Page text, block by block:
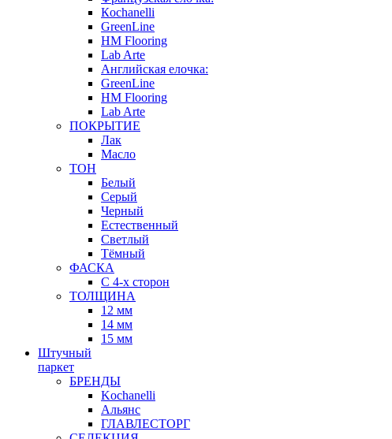
Кochanelli
GreenLine
HM Flooring
Lab Arte
Английская елочка:
GreenLine
HM Flooring
Lab Arte
ПОКРЫТИЕ
Лак
Масло
ТОН
Белый
Серый
Черный
Естественный
Светлый
Тёмный
ФАСКА
С 4-х сторон
ТОЛЩИНА
12 мм
14 мм
15 мм
Штучный
паркет
БРЕНДЫ
Kochanelli
Альянс
ГЛАВЛЕСТОРГ